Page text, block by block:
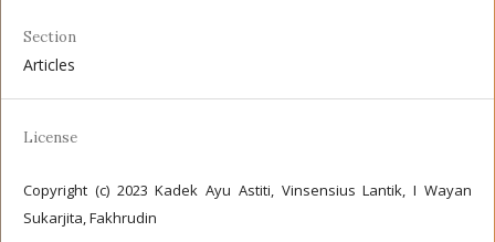
Section
Articles
License
Copyright (c) 2023 Kadek Ayu Astiti, Vinsensius Lantik, I Wayan
Sukarjita, Fakhrudin